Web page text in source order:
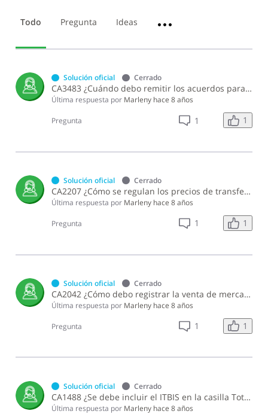
de
Precios
Transferencia
Todo Pregunta Ideas •••
Solución oficial Cerrado
CA3483 ¿Cuándo debo remitir los acuerdos para la distribución de gastos corporativos y reparto de costos?
Última respuesta por Marleny hace 8 años
Pregunta 1 1
Solución oficial Cerrado
CA2207 ¿Cómo se regulan los precios de transferencia?
Última respuesta por Marleny hace 8 años
Pregunta 1 1
Solución oficial Cerrado
CA2042 ¿Cómo debo registrar la venta de mercancías en la declaración DIOR?
Última respuesta por Marleny hace 8 años
Pregunta 1 1
Solución oficial Cerrado
CA1488 ¿Se debe incluir el ITBIS en la casilla Total de Operaciones de la DIOR?
Última respuesta por Marleny hace 8 años